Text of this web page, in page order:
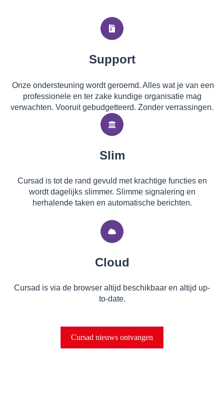
Support
Onze ondersteuning wordt geroemd. Alles wat je van een
professionele en ter zake kundige organisatie mag
verwachten. Vooruit gebudgetteerd. Zonder verrassingen.
Slim
Cursad is tot de rand gevuld met krachtige functies en
wordt dagelijks slimmer. Slimme signalering en
herhalende taken en automatische berichten.
Cloud
Cursad is via de browser altijd beschikbaar en altijd up-
to-date.
Cursad nieuws ontvangen